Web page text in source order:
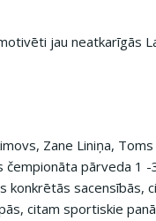
jau neatkarīgās
Zane Liniņa,
pārveda
sacensībās,
citam sportiskie